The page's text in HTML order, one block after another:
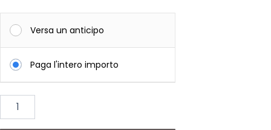
Versa un anticipo
Paga l'intero importo
Rivière
Flex